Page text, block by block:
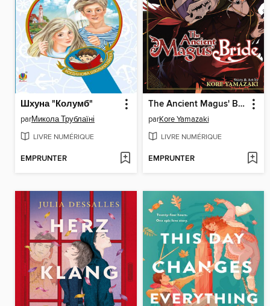
Шхуна "Колумб"
parМикола Трублаїні
LIVRE NUMÉRIQUE
EMPRUNTER
The Ancient Magus' Bride, Volume 17
parKore Yamazaki
LIVRE NUMÉRIQUE
EMPRUNTER